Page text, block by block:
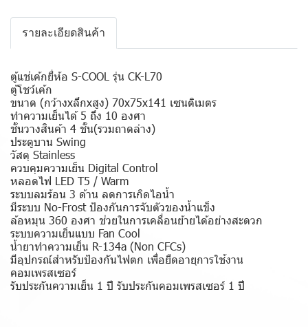
รายละเอียดสินค้า
ตู้แช่เค้กยี่ห้อ S-COOL รุ่น CK-L70
ตู้โชว์เค้ก
ขนาด (กว้างxลึกxสูง) 70x75x141 เซนติเมตร
ทำความเย็นได้ 5 ถึง 10 องศา
ชั้นวางสินค้า 4 ชั้น(รวมถาดล่าง)
ประตูบาน Swing
วัสดุ Stainless
ควบคุมความเย็น Digital Control
หลอดไฟ LED T5 / Warm
ระบบลมร้อน 3 ด้าน ลดการเกิดไอน้ำ
มีระบบ No-Frost ป้องกันการจับตัวของน้ำแข็ง
ล้อหมุน 360 องศา ช่วยในการเคลื่อนย้ายได้อย่างสะดวก
ระบบความเย็นแบบ Fan Cool
น้ำยาทำความเย็น R-134a (Non CFCs)
มีอุปกรณ์สำหรับป้องกันไฟตก เพื่อยืดอายุการใช้งาน
คอมเพรสเซอร์
รับประกันความเย็น 1 ปี รับประกันคอมเพรสเซอร์ 1 ปี